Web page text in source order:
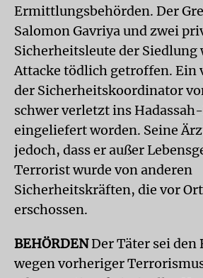
Ermittlungsbehörden. Der
Salomon Gavriya und zwei
Sicherheitsleute der Siedlung
Attacke tödlich getroffen. Ein
der Sicherheitskoordinator
schwer verletzt ins
eingeliefert worden. Seine
jedoch, dass er außer
Terrorist wurde von anderen
Sicherheitskräften, die vor
erschossen.
BEHÖRDENDer Täter sei
wegen vorheriger